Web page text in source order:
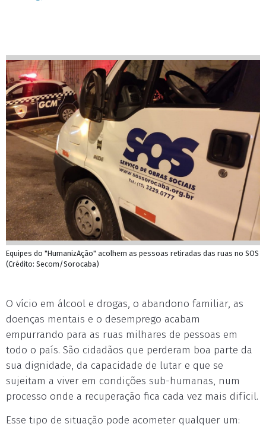
Equipes do "HumanizAção" acolhem as pessoas retiradas das ruas no SOS
(Crédito: Secom/Sorocaba)
O vício em álcool e drogas, o abandono familiar, as
doenças mentais e o desemprego acabam
empurrando para as ruas milhares de pessoas em
todo o país. São cidadãos que perderam boa parte da
sua dignidade, da capacidade de lutar e que se
sujeitam a viver em condições sub-humanas, num
processo onde a recuperação fica cada vez mais difícil.
Esse tipo de situação pode acometer qualquer um: